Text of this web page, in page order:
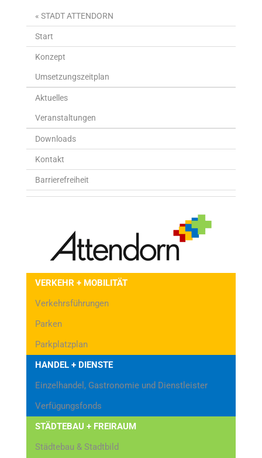
« STADT ATTENDORN
Start
Konzept
Umsetzungszeitplan
Aktuelles
Veranstaltungen
Downloads
Kontakt
Barrierefreiheit
VERKEHR + MOBILITÄT
Verkehrsführungen
Parken
Parkplatzplan
HANDEL + DIENSTE
Einzelhandel, Gastronomie und Dienstleister
Verfügungsfonds
STÄDTEBAU + FREIRAUM
Städtebau & Stadtbild